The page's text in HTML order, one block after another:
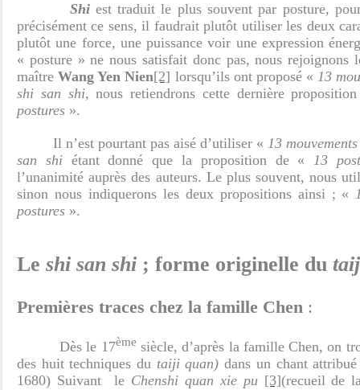
Shi est traduit le plus souvent par posture,
précisément ce sens, il faudrait plutôt utiliser les deux
plutôt une force, une puissance voir une expression
« posture » ne nous satisfait donc pas, nous
maîtreWang Yen Nien[2] lorsqu’ils ont proposé « 13
shi san shi, nous retiendrons cette dernière
postures ».
Il n’est pourtant pas aisé d’utiliser « 13 mouvements
san shiétant donné que la proposition de « 13
l’unanimité auprès des auteurs. Le plus souvent, nous
sinon nous indiquerons les deux propositions ainsi ; «
postures ».
Le shi san shi ; forme originelle du
Premières traces chez la famille Chen :
Dès le 17ème siècle, d’après la famille Chen, on
des huit techniques du taiji quan) dans un chant
1680) Suivant le Chenshi quan xie pu [3](recueil de